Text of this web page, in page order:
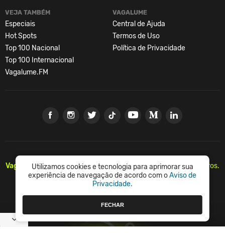
VEJA TAMBÉM
Especiais
Hot Spots
Top 100 Nacional
Top 100 Internacional
Vagalume.FM
VAGALUME
Central de Ajuda
Termos de Uso
Política de Privacidade
Vagalume.Há mais de 20 anos, levando música para os brasileiros.
🇧🇷
Utilizamos cookies e tecnologia para aprimorar sua
experiência de navegação de acordo com oAviso de
Privacidade.
FECHAR